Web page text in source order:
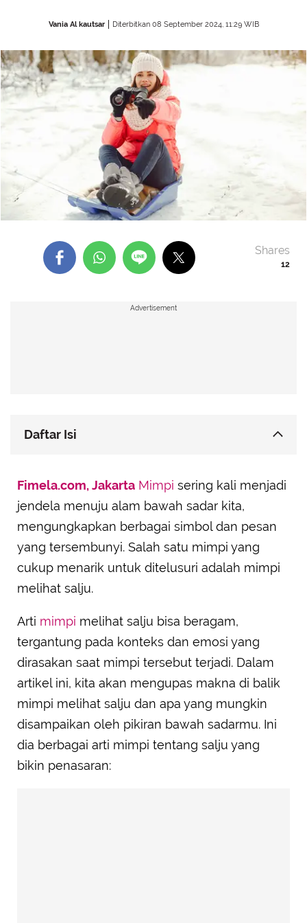
Vania Al kautsar Diterbitkan 08 September 2024, 11:29 WIB
12
Shares
Advertisement
Daftar Isi
• Mimpi Melihat Salju Turun
• Mimpi Bermain Salju
• Mimpi Melihat Salju Menutupi Segala Sesuatu
Arti Mimpi Melihat Salju
• Mimpi Melihat Salju di Gunung
• Mimpi Terjebak dalam Badai Salju
Arti Mimpi Melihat Salju
• Mimpi Melihat Salju Mencair
• Mimpi Melihat Salju Kotor
Fimela.com, Jakarta Mimpi sering kali menjadi
jendela menuju alam bawah sadar kita,
mengungkapkan berbagai simbol dan pesan
yang tersembunyi. Salah satu mimpi yang
cukup menarik untuk ditelusuri adalah mimpi
melihat salju.
Arti mimpi melihat salju bisa beragam,
tergantung pada konteks dan emosi yang
dirasakan saat mimpi tersebut terjadi. Dalam
artikel ini, kita akan mengupas makna di balik
mimpi melihat salju dan apa yang mungkin
disampaikan oleh pikiran bawah sadarmu. Ini
dia berbagai arti mimpi tentang salju yang
bikin penasaran: